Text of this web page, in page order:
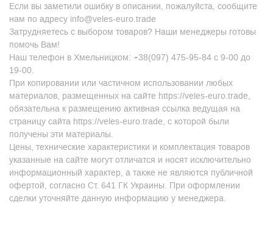
Если вы заметили ошибку в описании, пожалуйста, сообщите
нам по адресу info@veles-euro.trade
Затрудняетесь с выбором товаров? Наши менеджеры готовы
помочь Вам!
Наш телефон в Хмельницком: +38(097) 475-95-84 с 9-00 до
19-00.
При копировании или частичном использовании любых
материалов, размещенных на сайте https://veles-euro.trade,
обязательна к размещению активная ссылка ведущая на
страницу сайта https://veles-euro.trade, с которой были
получены эти материалы.
Цены, технические характеристики и комплектация товаров
указанные на сайте могут отличатся и носят исключительно
информационный характер, а также не являются публичной
офертой, согласно Ст. 641 ГК Украины. При оформлении
сделки уточняйте данную информацию у менеджера.